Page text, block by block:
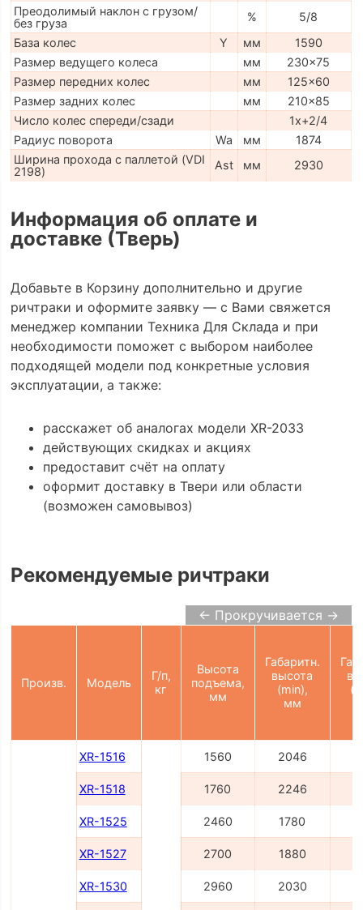
Преодолимый наклон с грузом/
без груза
%
5/8
База колес
Y мм
1590
Размер ведущего колеса
мм
230x75
Размер передних колес
мм
125x60
Размер задних колес
мм
210x85
Число колес спереди/сзади
1x+2/4
Радиус поворота
Wa мм
1874
Ширина прохода с паллетой (VDI
2198)
Ast мм 2930
Информация об оплате и
доставке (Тверь)
Добавьте в Корзину дополнительно и другие
ричтраки и оформите заявку — с Вами свяжется
менеджер компании Техника Для Склада и при
необходимости поможет с выбором наиболее
подходящей модели под конкретные условия
эксплуатации, а также:
расскажет об аналогах модели XR-2033
действующих скидках и акциях
предоставит счёт на оплату
оформит доставку в Твери или области
(возможен самовывоз)
Рекомендуемые ричтраки
← Прокручивается →
Произв. Модель
Г/п,
кг
Высота
подъема,
мм
Габаритн.
высота
(min),
мм
XR-1516 1560 2046
XR-1518 1760 2246
XR-1525 2460 1780
XR-1527 2700 1880
XR-1530 2960 2030